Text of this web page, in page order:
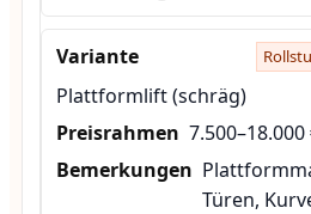
Plattformlift (schräg)
7.500–18.000
Türen,